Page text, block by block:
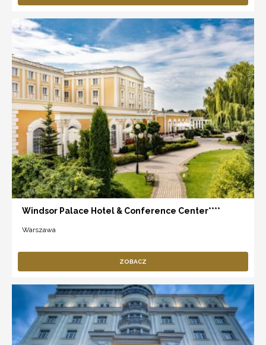
Windsor Palace Hotel & Conference Center****
Warszawa
ZOBACZ